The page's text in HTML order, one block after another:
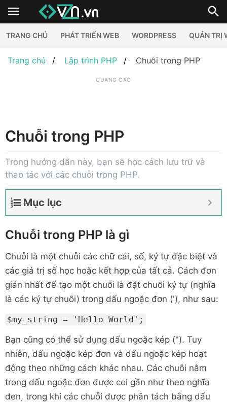
TRANG CHỦ PHÁT TRIỂN WEB WORDPRESS QUẢN TRỊ
Trang chủ Lập trình PHP Chuỗi trong PHP
QUẢNG CÁO
Chuỗi trong PHP
Trong hướng dẫn này, bạn sẽ học cách lưu trữ và
thao tác với các chuỗi trong PHP.
Mục lục
Chuỗi trong PHP là gì
Chuỗi là một chuỗi các chữ cái, số, ký tự đặc biệt và
các giá trị số học hoặc kết hợp của tất cả. Cách đơn
giản nhất để tạo một chuỗi là đặt chuỗi ký tự (nghĩa
là các ký tự chuỗi) trong dấu ngoặc đơn ('), như sau:
$my_string = 'Hello World';
Bạn cũng có thể sử dụng dấu ngoặc kép ("). Tuy
nhiên, dấu ngoặc kép đơn và dấu ngoặc kép hoạt
động theo những cách khác nhau. Các chuỗi nằm
trong dấu ngoặc đơn được coi gần như theo nghĩa
đen, trong khi các chuỗi được phân tách bằng dấu